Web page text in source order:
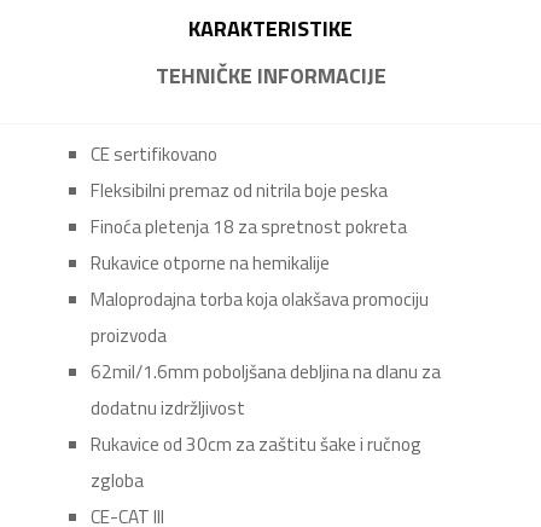
KARAKTERISTIKE
TEHNIČKE INFORMACIJE
CE sertifikovano
Fleksibilni premaz od nitrila boje peska
Finoća pletenja 18 za spretnost pokreta
Rukavice otporne na hemikalije
Maloprodajna torba koja olakšava promociju
proizvoda
62mil/1.6mm poboljšana debljina na dlanu za
dodatnu izdržljivost
Rukavice od 30cm za zaštitu šake i ručnog
zgloba
CE-CAT III